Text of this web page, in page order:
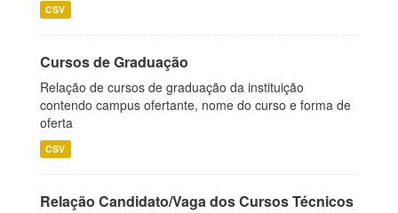
CSV
Cursos de Graduação
Relação de cursos de graduação da instituição
contendo campus ofertante, nome do curso e forma de
oferta
CSV
Relação Candidato/Vaga dos Cursos Técnicos